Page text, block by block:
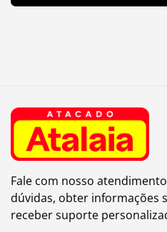
Fale com nosso
dúvidas, obter informações
receber suporte